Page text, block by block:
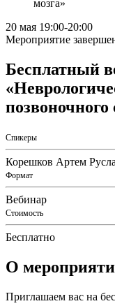
20 мая 19:00-20:00
Мероприятие
Бесплатный
позвоночного
Спикеры
Корешков Артем
Формат
Вебинар
Стоимость
Бесплатно
О
Приглашаем вас на